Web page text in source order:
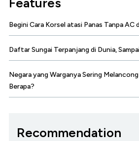
Begini Cara Korsel atasi Panas Tanpa AC
Daftar Sungai Terpanjang di Dunia,
Negara yang Warganya Sering
Berapa?
Recommendation